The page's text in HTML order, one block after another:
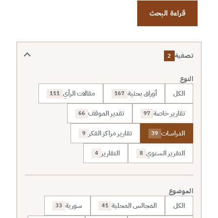
قراءة البحث
تصفية 2
النوع
الكل أوراق بحثية 167 مقالات الرأي 111
تقارير خاصة 97 تقدير الموقف 66
الدراسات 39 تقارير مراكز الفكر 9
التقرير السنوي 8 التقارير 4
الموضوع
الكل المجالس المحلية 41 سورية 33